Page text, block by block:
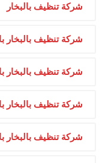
شركة تنظيف بالبخار
شركة تنظيف بالبخار
شركة تنظيف بالبخار
شركة تنظيف بالبخار
شركة تنظيف بالبخار